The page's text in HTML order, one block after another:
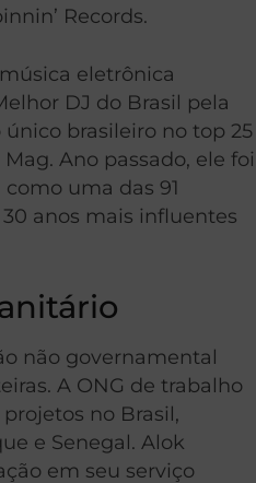
Records.
eletrônica
DJ do Brasil pela
brasileiro no top 25
Ano passado, ele foi
uma das 91
anos mais influentes
não governamental
A ONG de trabalho
no Brasil,
e Senegal. Alok
em seu serviço